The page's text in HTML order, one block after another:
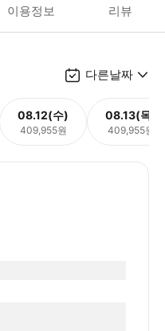
이용정보 리뷰
다른날짜
08.12(수)
409,955원
08.13(목)
409,955원